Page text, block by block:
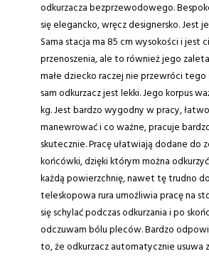
odkurzacza bezprzewodowego.
się elegancko, wręcz designersko. Jest
Sama stacja ma 85 cm wysokości i jest
przenoszenia, ale to również jego
małe dziecko raczej nie przewróci tego
sam odkurzacz jest lekki. Jego korpus
kg. Jest bardzo wygodny w pracy,
manewrować i co ważne, pracuje
skutecznie. Pracę ułatwiają dodane do
końcówki, dzięki którym można
każdą powierzchnię, nawet tę trudno
teleskopowa rura umożliwia pracę na
się schylać podczas odkurzania i po
odczuwam bólu pleców. Bardzo
to, że odkurzacz automatycznie usuwa